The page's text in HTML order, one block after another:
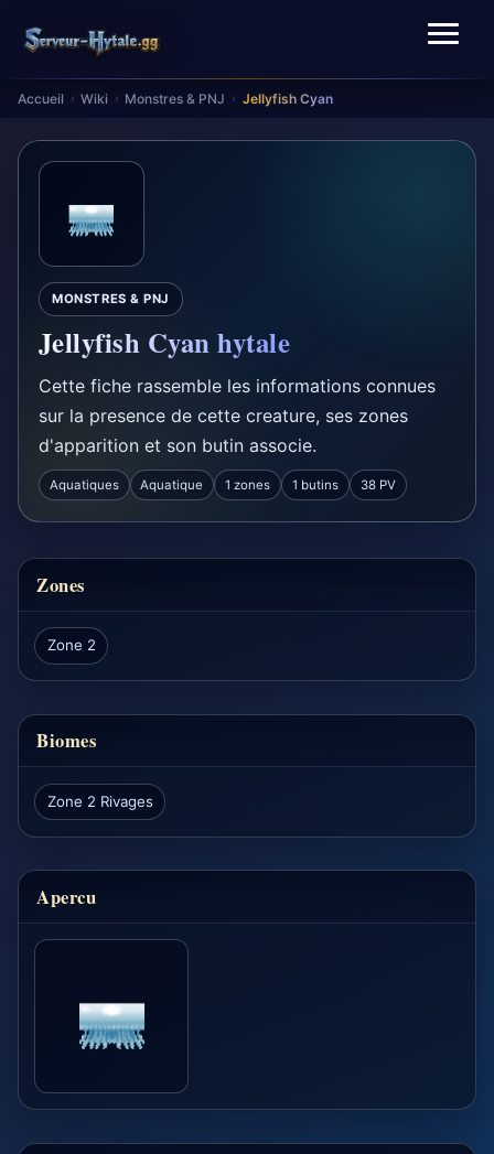
Accueil › Wiki › Monstres & PNJ › Jellyfish Cyan
MONSTRES & PNJ
Jellyfish Cyan hytale
Cette fiche rassemble les informations connues
sur la presence de cette creature, ses zones
d'apparition et son butin associe.
Aquatiques Aquatique 1 zones 1 butins 38 PV
Zones
Zone 2
Biomes
Zone 2 Rivages
Apercu